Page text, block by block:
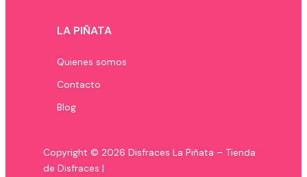
LA PIÑATA
Quienes somos
Contacto
Blog
Copyright © 2026 Disfraces La Piñata – Tienda
de Disfraces |